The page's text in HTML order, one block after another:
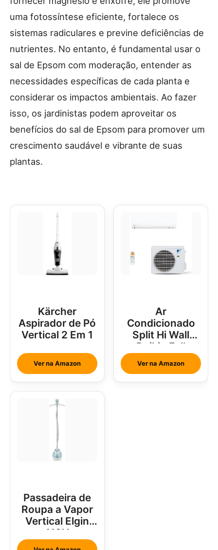
uma fotossíntese eficiente, fortalece os
sistemas radiculares e previne deficiências de
nutrientes. No entanto, é fundamental usar o
sal de Epsom com moderação, entender as
necessidades específicas de cada planta e
considerar os impactos ambientais. Ao fazer
isso, os jardinistas podem aproveitar os
benefícios do sal de Epsom para promover um
crescimento saudável e vibrante de suas
plantas.
Kärcher
Aspirador de Pó
Vertical 2 Em 1
Ver na Amazon
Ar
Condicionado
Split Hi Wall
Daikin Full
Inverter 18000
Btus
Ver na Amazon
Passadeira de
Roupa a Vapor
Vertical Elgin
110V